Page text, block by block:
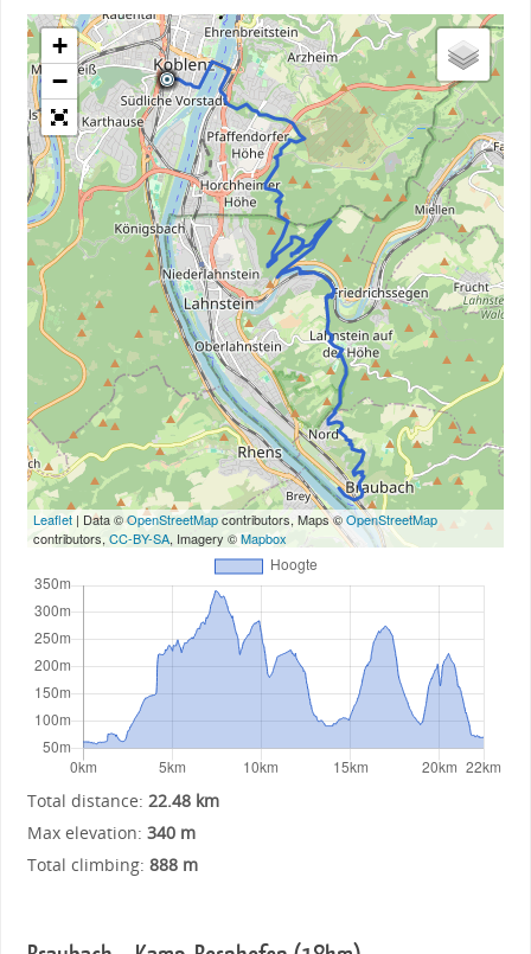
+
−
Leaflet| Data ©OpenStreetMapcontributors, Maps ©OpenStreetMap
contributors, CC-BY-SA, Imagery ©Mapbox
Total distance: 22.48 km
Max elevation: 340 m
Total climbing: 888 m